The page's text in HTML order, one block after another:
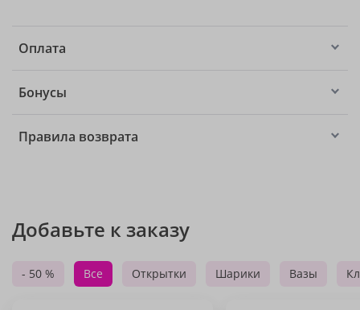
Оплата
Бонусы
Правила возврата
Добавьте к заказу
- 50 % Все Открытки Шарики Вазы